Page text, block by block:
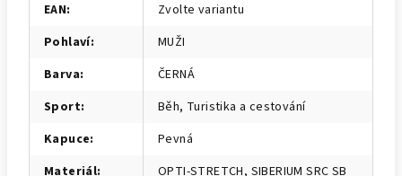
EAN:
Zvolte variantu
Pohlaví:
MUŽI
Barva:
ČERNÁ
Sport:
Běh, Turistika a cestování
Kapuce:
Pevná
Materiál:
OPTI-STRETCH, SIBERIUM SRC SB